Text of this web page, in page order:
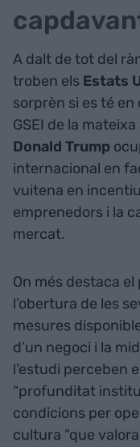
A dalt de tot del
troben els Estats
sorprèn si es té
GSEI de la
Donald Trump
internacional en
vuitena en
emprenedors i la
mercat.
On més destaca
l’obertura de les
mesures
d’un negoci i la
l’estudi perceben
“profunditat
condicions per
cultura “que